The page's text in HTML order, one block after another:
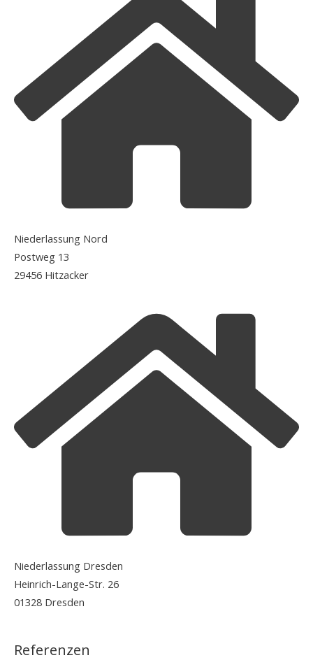
Niederlassung Nord
Postweg 13
29456 Hitzacker
Niederlassung Dresden
Heinrich-Lange-Str. 26
01328 Dresden
Referenzen